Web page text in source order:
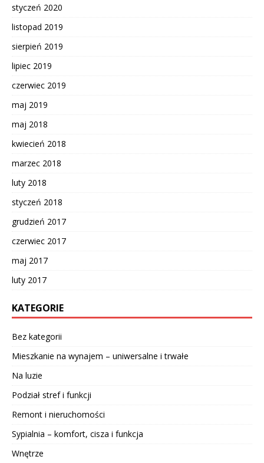
styczeń 2020
listopad 2019
sierpień 2019
lipiec 2019
czerwiec 2019
maj 2019
maj 2018
kwiecień 2018
marzec 2018
luty 2018
styczeń 2018
grudzień 2017
czerwiec 2017
maj 2017
luty 2017
KATEGORIE
Bez kategorii
Mieszkanie na wynajem – uniwersalne i trwałe
Na luzie
Podział stref i funkcji
Remont i nieruchomości
Sypialnia – komfort, cisza i funkcja
Wnętrze